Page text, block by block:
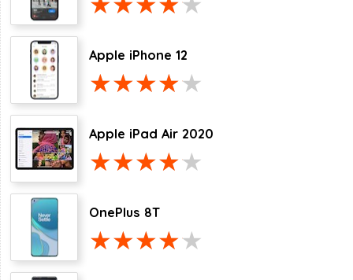
Apple iPhone 12
Apple iPad Air 2020
OnePlus 8T